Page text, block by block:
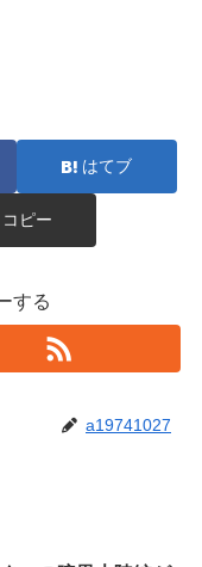
はてブ
コピー
する
a19741027